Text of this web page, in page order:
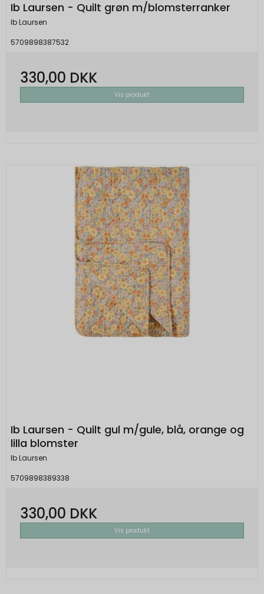
Ib Laursen - Quilt grøn m/blomsterranker
Ib Laursen
5709898387532
330,00 DKK
Vis produkt
Ib Laursen - Quilt gul m/gule, blå, orange og
lilla blomster
Ib Laursen
5709898389338
330,00 DKK
Vis produkt